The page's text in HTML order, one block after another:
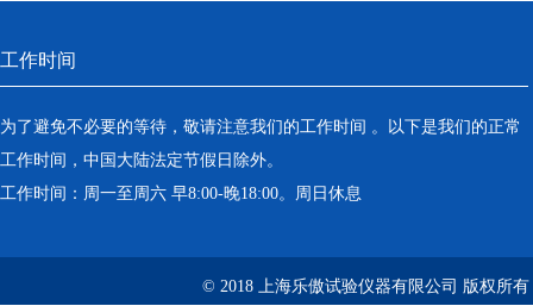
工作时间
为了避免不必要的等待，敬请注意我们的工作时间 。以下是我们的正常
工作时间，中国大陆法定节假日除外。
工作时间：周一至周六 早8:00-晚18:00。周日休息
© 2018 上海乐傲试验仪器有限公司 版权所